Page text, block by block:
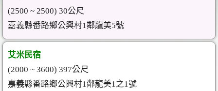
(2500 ~ 2500) 30公尺
嘉義縣番路鄉公興村1鄰龍美5號
艾米民宿
(2000 ~ 3600) 397公尺
嘉義縣番路鄉公興村1鄰龍美1之1號